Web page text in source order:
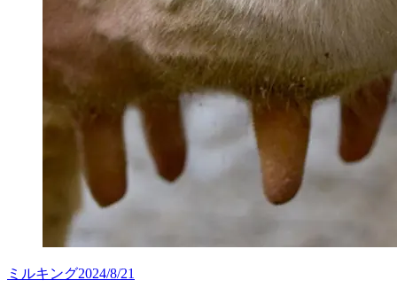
ミルキング2024/8/21